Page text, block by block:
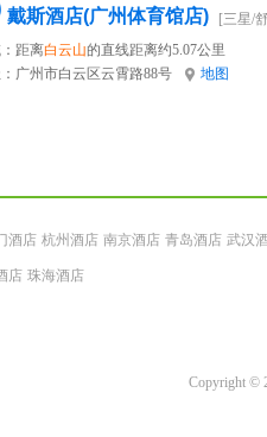
戴斯酒店(广州体育馆店)
[三星/
距离白云山的直线距离约5.07公里
广州市白云区云霄路88号 地图
酒店 杭州酒店 南京酒店 青岛酒店 武汉
店 珠海酒店
Copyright ©